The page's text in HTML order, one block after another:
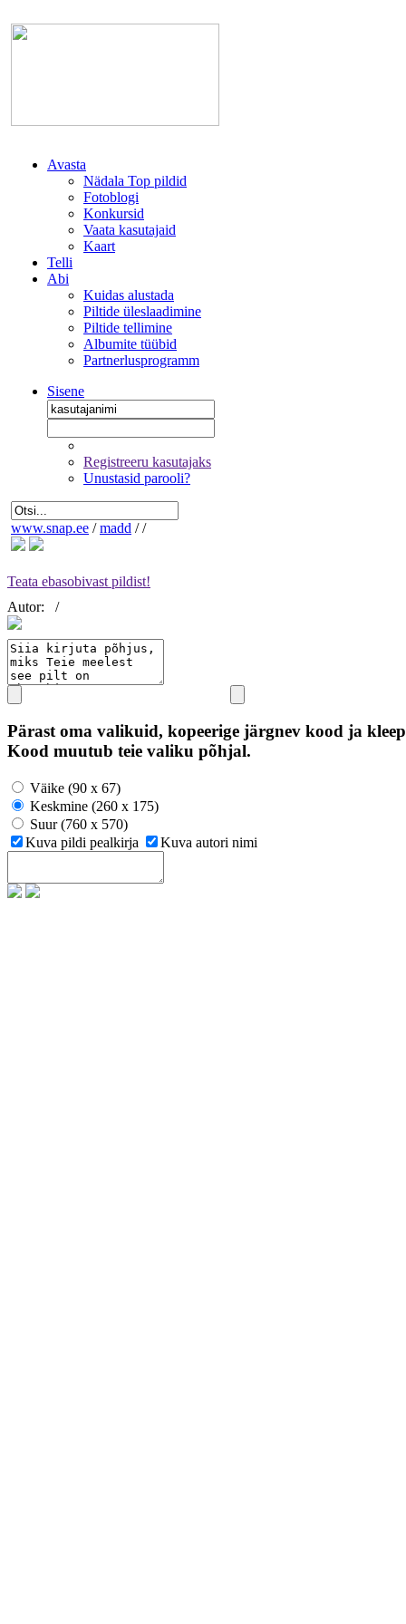
Avasta
Nädala Top pildid
Fotoblogi
Konkursid
Vaata kasutajaid
Kaart
Telli
Abi
Kuidas alustada
Piltide üleslaadimine
Piltide tellimine
Albumite tüübid
Partnerlusprogramm
Sisene
Registreeru kasutajaks
Unustasid parooli?
www.snap.ee / madd / /
Teata ebasobivast pildist!
Autor:
/
Pärast oma valikuid, kopeerige järgnev kood ja
Kood muutub teie valiku põhjal.
Väike (90 x 67)
Keskmine (260 x 175)
Suur (760 x 570)
Kuva pildi pealkirja
Kuva autori nimi